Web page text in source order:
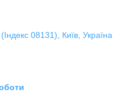
08131), Київ, Україна